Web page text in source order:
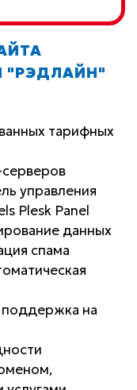
"РЭДЛАЙН"
тарифных
управления
Plesk Panel
данных
спама
поддержка на